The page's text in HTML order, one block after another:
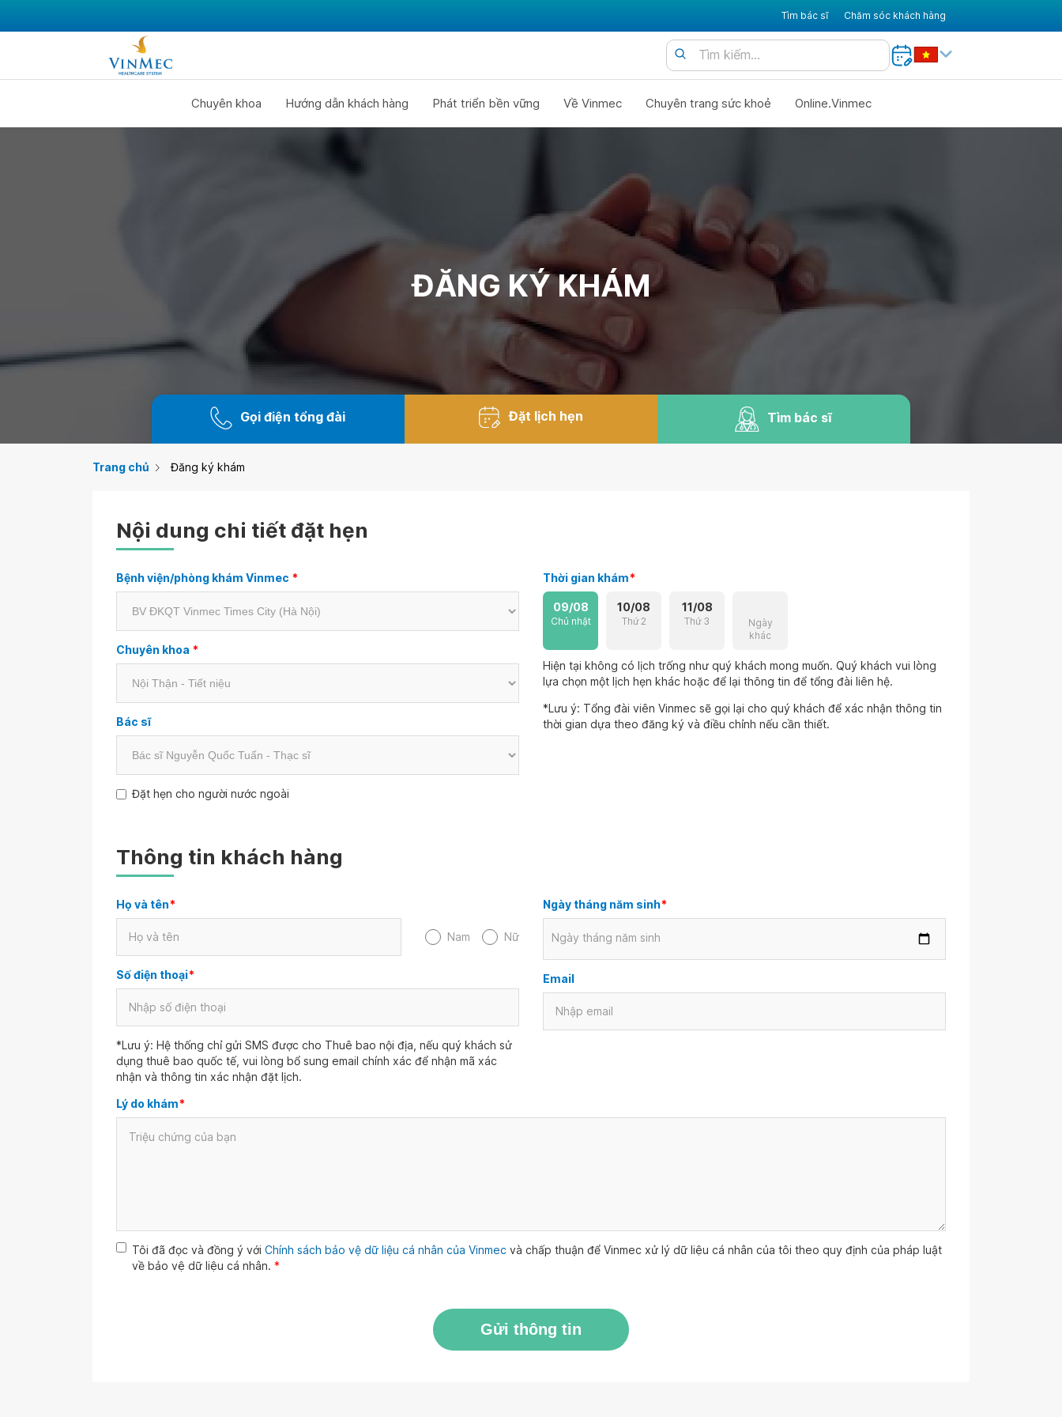
Tìm bác sĩ Chăm sóc khách hàng
Chuyên khoa Hướng dẫn khách hàng Phát triển bền vững Về Vinmec Chuyên trang sức khoẻ Online.Vinmec
ĐĂNG KÝ KHÁM
Gọi điện tổng đài Đặt lịch hẹn Tìm bác sĩ
Trang chủ Đăng ký khám
Nội dung chi tiết đặt hẹn
Bệnh viện/phòng khám Vinmec *
Chuyên khoa *
Bác sĩ
Đặt hẹn cho người nước ngoài
Thời gian khám*
09/08
Chủ nhật
10/08
Thứ 2
11/08
Thứ 3
Ngày
khác
Hiện tại không có lịch trống như quý khách mong muốn. Quý khách vui lòng
lựa chọn một lịch hẹn khác hoặc để lại thông tin để tổng đài liên hệ.
*Lưu ý: Tổng đài viên Vinmec sẽ gọi lại cho quý khách để xác nhận thông tin
thời gian dựa theo đăng ký và điều chỉnh nếu cần thiết.
Thông tin khách hàng
Họ và tên*
Nam Nữ
Số điện thoại*
*Lưu ý: Hệ thống chỉ gửi SMS được cho Thuê bao nội địa, nếu quý khách sử
dụng thuê bao quốc tế, vui lòng bổ sung email chính xác để nhận mã xác
nhận và thông tin xác nhận đặt lịch.
Ngày tháng năm sinh*
Ngày tháng năm sinh
Email
Lý do khám*
Tôi đã đọc và đồng ý với Chính sách bảo vệ dữ liệu cá nhân của Vinmec và chấp thuận để Vinmec xử lý dữ liệu cá nhân của tôi theo quy định của pháp luật
về bảo vệ dữ liệu cá nhân. *
Gửi thông tin